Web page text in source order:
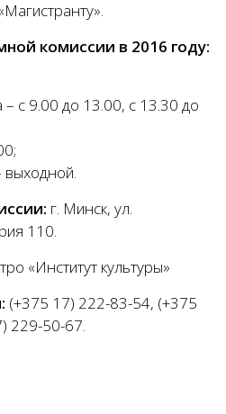
комиссии в 2016 году:
с 9.00 до 13.00, с 13.30 до
выходной.
г. Минск, ул.
110.
«Институт культуры»
(+375 17) 222-83-54, (+375
229-50-67.